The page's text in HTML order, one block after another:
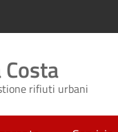
Costa
rifiuti urbani